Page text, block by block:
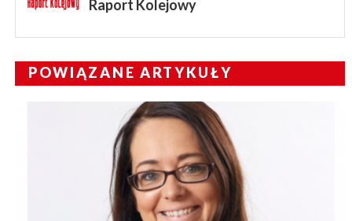
Raport Kolejowy
POWIĄZANE ARTYKUŁY